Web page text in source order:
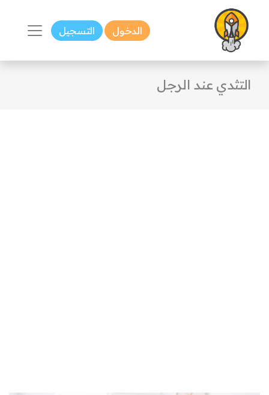
الدخول التسجيل
التثدي عند الرجل